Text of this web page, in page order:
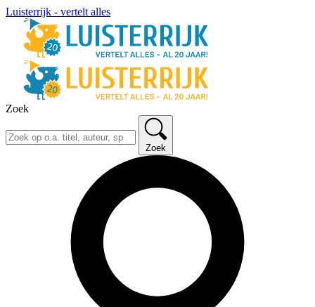
Luisterrijk - vertelt alles
Zoek
Zoek